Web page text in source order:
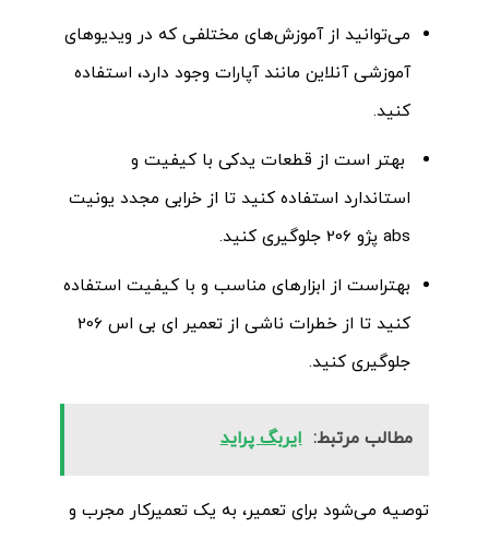
می‌توانید از آموزش‌های مختلفی که در ویدیوهای
آموزشی آنلاین مانند آپارات وجود دارد، استفاده
کنید.
بهتر است از قطعات یدکی با کیفیت و
استاندارد استفاده کنید تا از خرابی مجدد یونیت
abs پژو 206 جلوگیری کنید.
بهتراست از ابزارهای مناسب و با کیفیت استفاده
کنید تا از خطرات ناشی از تعمیر ای بی اس 206
جلوگیری کنید.
مطالب مرتبط: ایربگ پراید
توصیه می‌شود برای تعمیر، به یک تعمیرکار مجرب و